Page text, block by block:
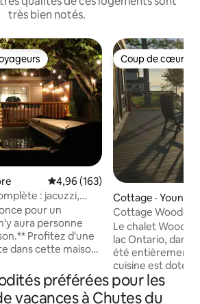
très bien notés.
parmi les plus aimés
Note moyenne de 4,96 sur 5,
4,96 (163)
: jacuzzi,
rénovées
pour un
aura personne
d'une
dans cette maison
en bas,
une chambre
(mai-sept). Salle de
Coup de cœur
Coup de cœur
Cottage ·
Cottage Woodcliff
Le chalet
lac Ontario, dans
été entièrement
cuisine est dotée
granit, d'un îlot/
spectaculaire. La
préférées pour les
vacances à Chutes du